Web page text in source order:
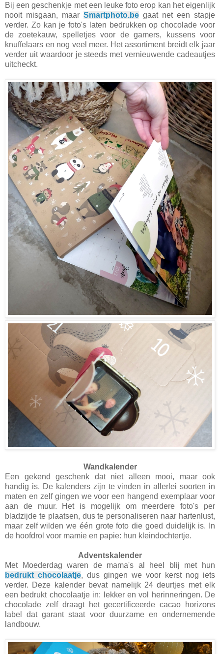
Bij een geschenkje met een leuke foto erop kan het eigenlijk
nooit misgaan, maar Smartphoto.be gaat net een stapje
verder. Zo kan je foto's laten bedrukken op chocolade voor
de zoetekauw, spelletjes voor de gamers, kussens voor
knuffelaars en nog veel meer. Het assortiment breidt elk jaar
verder uit waardoor je steeds met vernieuwende cadeautjes
uitcheckt.
Wandkalender
Een gekend geschenk dat niet alleen mooi, maar ook
handig is. De kalenders zijn te vinden in allerlei soorten in
maten en zelf gingen we voor een hangend exemplaar voor
aan de muur. Het is mogelijk om meerdere foto's per
bladzijde te plaatsen, dus te personaliseren naar hartenlust,
maar zelf wilden we één grote foto die goed duidelijk is. In
de hoofdrol voor mamie en papie: hun kleindochtertje.
Adventskalender
Met Moederdag waren de mama's al heel blij met hun
bedrukt chocolaatje, dus gingen we voor kerst nog iets
verder. Deze kalender bevat namelijk 24 deurtjes met elk
een bedrukt chocolaatje in: lekker en vol herinneringen. De
chocolade zelf draagt het gecertificeerde cacao horizons
label dat garant staat voor duurzame en ondernemende
landbouw.